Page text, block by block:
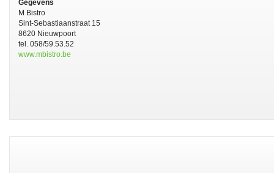
Gegevens
M Bistro
Sint-Sebastiaanstraat 15
8620 Nieuwpoort
tel. 058/59.53.52
www.mbistro.be